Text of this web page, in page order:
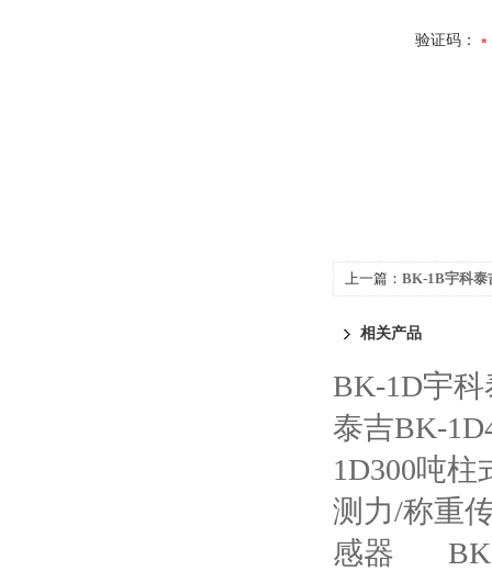
验证码：
上一篇： BK-1B宇科泰
相关产品
BK-1D宇
泰吉BK-
1D300吨
测力/称重
感器